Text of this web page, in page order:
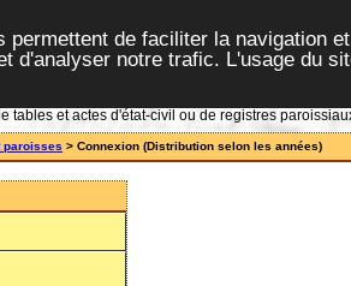
permettent de faciliter la navigation
d'analyser notre trafic. L'usage du
tables et actes d'état-civil ou de registres
paroisses > Connexion (Distribution selon les années)